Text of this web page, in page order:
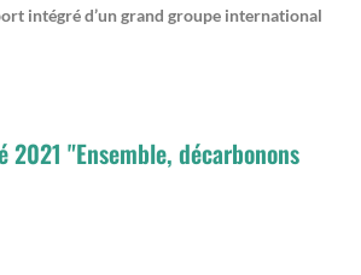
intégré d’un grand groupe international
"Ensemble, décarbonons